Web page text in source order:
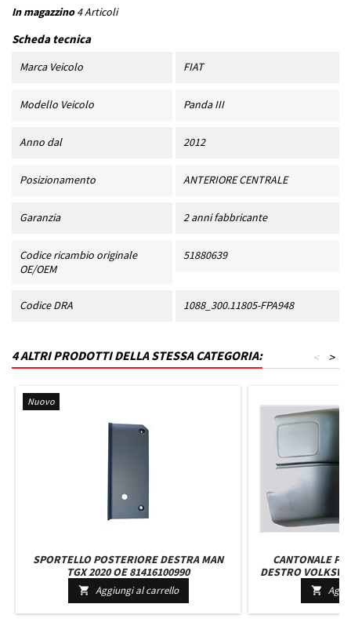
In magazzino 4 Articoli
Scheda tecnica
Marca Veicolo FIAT
Modello Veicolo Panda III
Anno dal 2012
Posizionamento ANTERIORE CENTRALE
Garanzia 2 anni fabbricante
Codice ricambio originale
OE/OEM
51880639
Codice DRA 1088_300.11805-FPA948
4 ALTRI PRODOTTI DELLA STESSA CATEGORIA: >
<
Nuovo
SPORTELLO POSTERIORE DESTRA MAN
TGX 2020 OE 81416100990
 Aggiungi al carrello
CANTONALE
DESTRO
DAL
